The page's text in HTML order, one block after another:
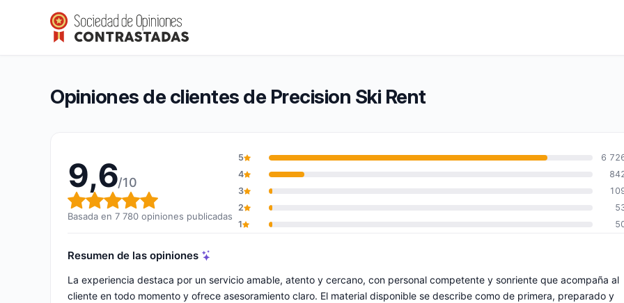
Precision Ski Rent
Calificación global: 9,6 de 10
9,6/10(7 780 opiniones)
Opiniones de clientes de Precision Ski Rent
9,6/10
Calificación global: 9,6 de 10
Basada en 7 780 opiniones publicadas
5
6
4
3
2
1
Resumen de las opiniones
La experiencia destaca por un servicio amable, atento y cercano, con personal competente y sonriente que acompaña al
cliente en todo momento y ofrece asesoramiento claro. El material disponible se describe como de primera, preparado y